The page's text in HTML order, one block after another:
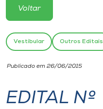
Portal de Ensino
Unoesc
Internacionalização
Voltar
Vestibular Outros Editais
Publicado em 26/06/2015
EDITAL Nº